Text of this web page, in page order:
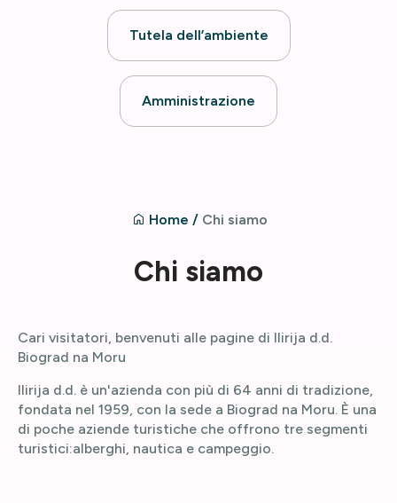
Tutela dell’ambiente
Amministrazione
Home / Chi siamo
Chi siamo
Cari visitatori, benvenuti alle pagine di Ilirija d.d.
Biograd na Moru
Ilirija d.d. è un'azienda con più di 64 anni di tradizione,
fondata nel 1959, con la sede a Biograd na Moru. È una
di poche aziende turistiche che offrono tre segmenti
turistici:alberghi, nautica e campeggio.